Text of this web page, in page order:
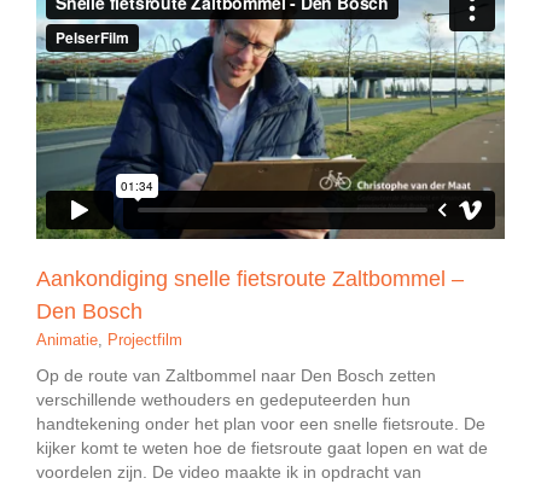
Aankondiging snelle fietsroute Zaltbommel –
Den Bosch
Animatie Projectfilm
Op de route van Zaltbommel naar Den Bosch zetten
verschillende wethouders en gedeputeerden hun
handtekening onder het plan voor een snelle fietsroute. De
kijker komt te weten hoe de fietsroute gaat lopen en wat de
voordelen zijn. De video maakte ik in opdracht van